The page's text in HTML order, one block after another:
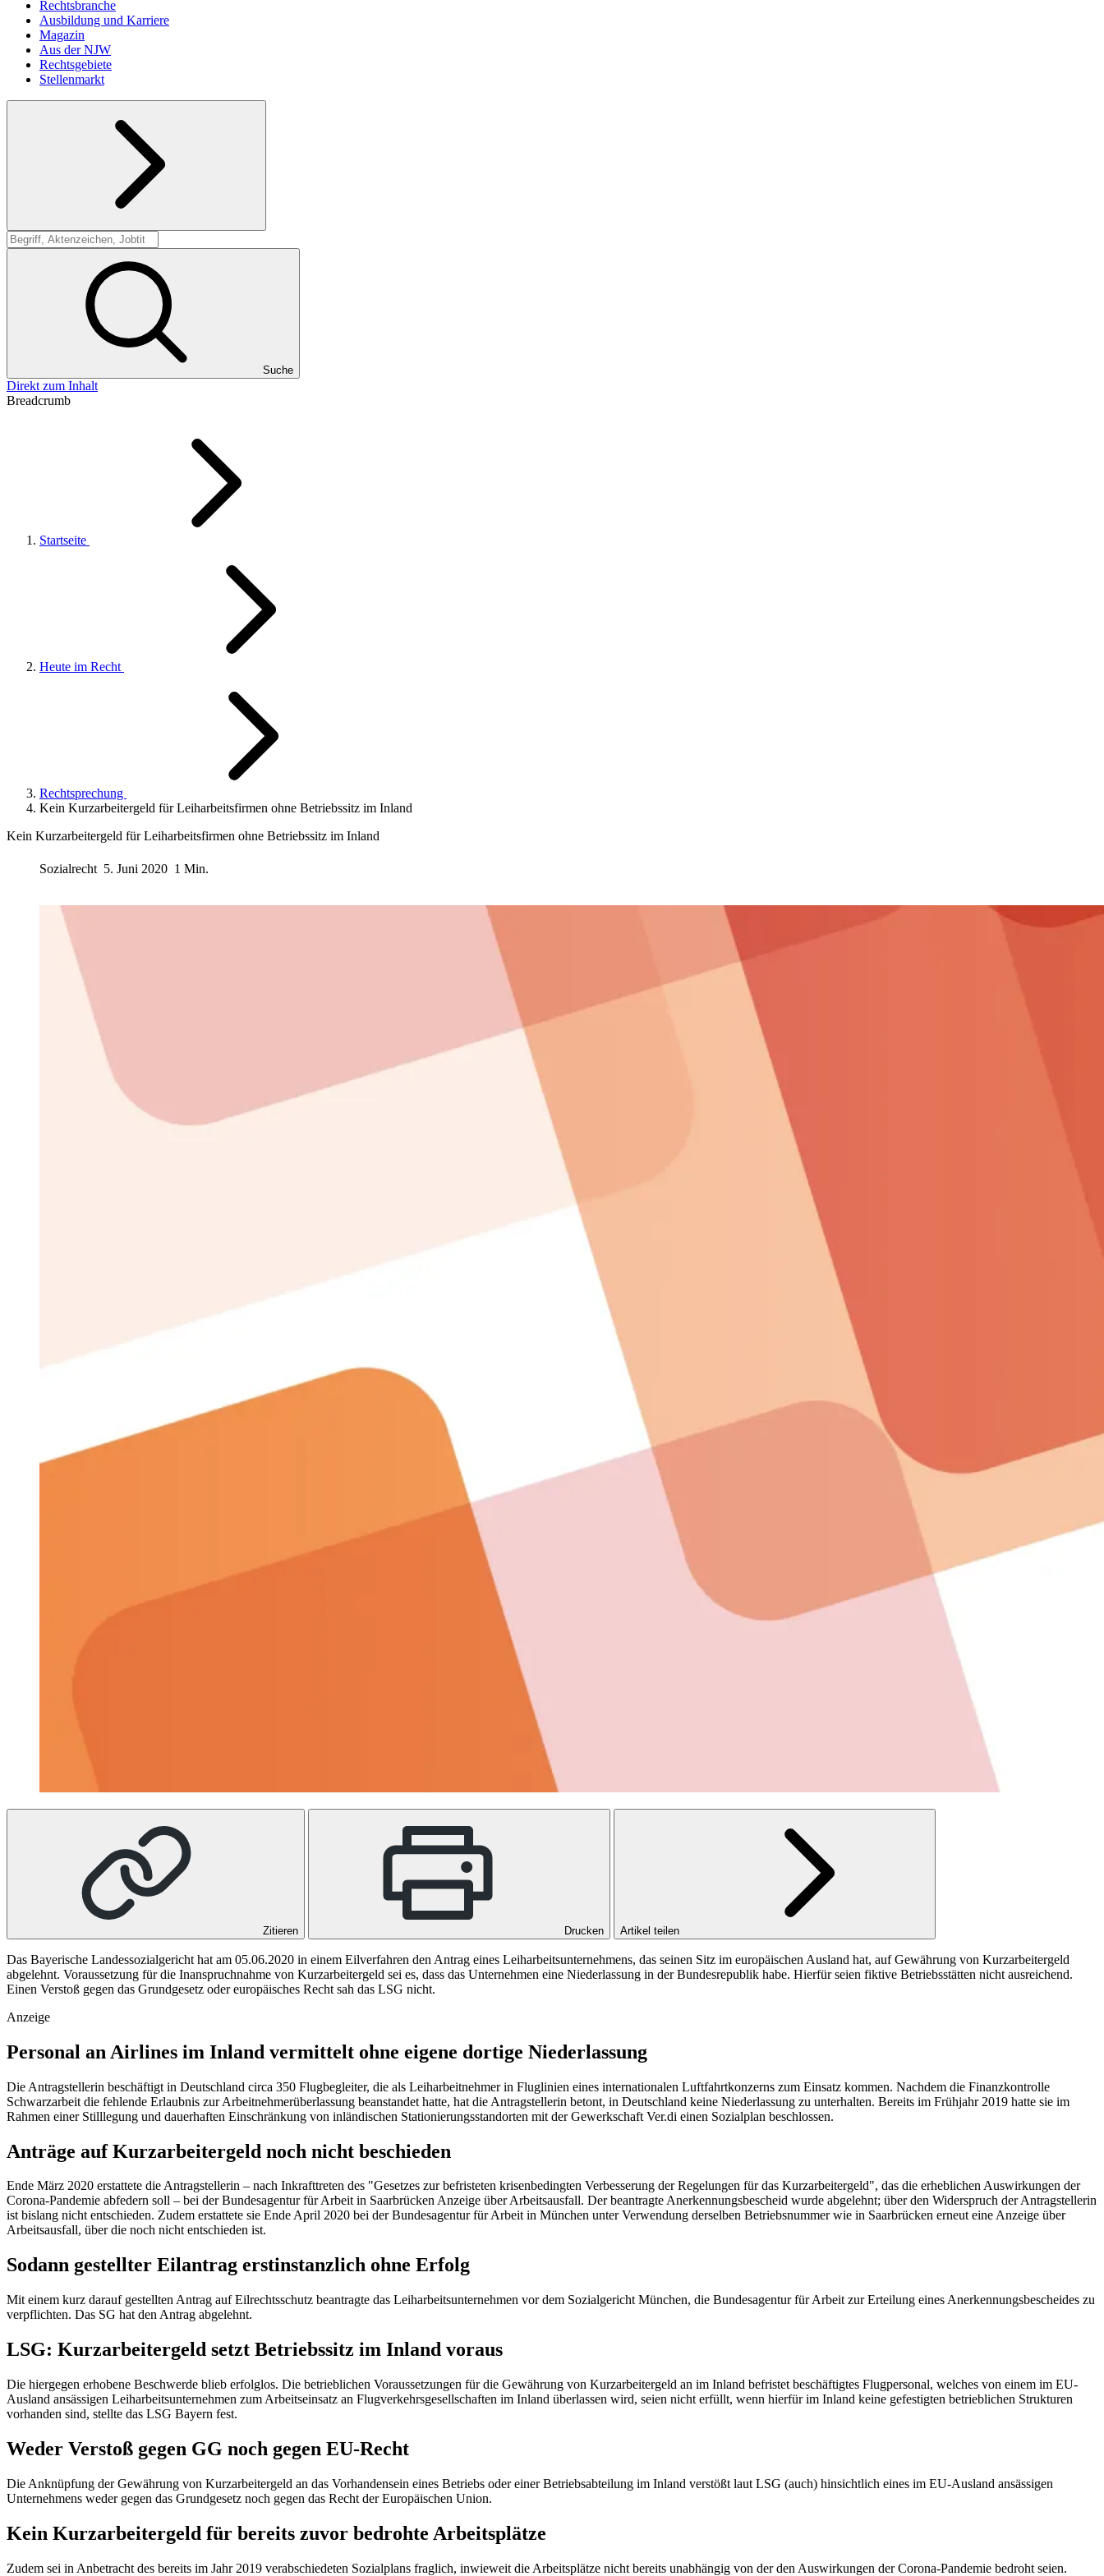
Rechtsbranche
Ausbildung und Karriere
Magazin
Aus der NJW
Rechtsgebiete
Stellenmarkt
Suche
Suche
Direkt zum Inhalt
Breadcrumb
Startseite
Heute im Recht
Rechtsprechung
Kein Kurzarbeitergeld für Leiharbeitsfirmen ohne Betriebssitz im Inland
Kein Kurzarbeitergeld für Leiharbeitsfirmen ohne Betriebssitz im Inland
Sozialrecht 5. Juni 2020 1 Min.
Zitieren Drucken Artikel teilen
Das Bayerische Landessozialgericht hat am 05.06.2020 in einem Eilverfahren den Antrag eines Leiharbeitsunternehmens, das seinen Sitz im europäischen Ausland hat, auf Gewährung von Kurzarbeitergeld
abgelehnt. Voraussetzung für die Inanspruchnahme von Kurzarbeitergeld sei es, dass das Unternehmen eine Niederlassung in der Bundesrepublik habe. Hierfür seien fiktive Betriebsstätten nicht ausreichend.
Einen Verstoß gegen das Grundgesetz oder europäisches Recht sah das LSG nicht.
Anzeige
Personal an Airlines im Inland vermittelt ohne eigene dortige Niederlassung
Die Antragstellerin beschäftigt in Deutschland circa 350 Flugbegleiter, die als Leiharbeitnehmer in Fluglinien eines internationalen Luftfahrtkonzerns zum Einsatz kommen. Nachdem die Finanzkontrolle
Schwarzarbeit die fehlende Erlaubnis zur Arbeitnehmerüberlassung beanstandet hatte, hat die Antragstellerin betont, in Deutschland keine Niederlassung zu unterhalten. Bereits im Frühjahr 2019 hatte sie im
Rahmen einer Stilllegung und dauerhaften Einschränkung von inländischen Stationierungsstandorten mit der Gewerkschaft Ver.di einen Sozialplan beschlossen.
Anträge auf Kurzarbeitergeld noch nicht beschieden
Ende März 2020 erstattete die Antragstellerin – nach Inkrafttreten des "Gesetzes zur befristeten krisenbedingten Verbesserung der Regelungen für das Kurzarbeitergeld", das die erheblichen Auswirkungen der
Corona-Pandemie abfedern soll – bei der Bundesagentur für Arbeit in Saarbrücken Anzeige über Arbeitsausfall. Der beantragte Anerkennungsbescheid wurde abgelehnt; über den Widerspruch der Antragstellerin
ist bislang nicht entschieden. Zudem erstattete sie Ende April 2020 bei der Bundesagentur für Arbeit in München unter Verwendung derselben Betriebsnummer wie in Saarbrücken erneut eine Anzeige über
Arbeitsausfall, über die noch nicht entschieden ist.
Sodann gestellter Eilantrag erstinstanzlich ohne Erfolg
Mit einem kurz darauf gestellten Antrag auf Eilrechtsschutz beantragte das Leiharbeitsunternehmen vor dem Sozialgericht München, die Bundesagentur für Arbeit zur Erteilung eines Anerkennungsbescheides zu
verpflichten. Das SG hat den Antrag abgelehnt.
LSG: Kurzarbeitergeld setzt Betriebssitz im Inland voraus
Die hiergegen erhobene Beschwerde blieb erfolglos. Die betrieblichen Voraussetzungen für die Gewährung von Kurzarbeitergeld an im Inland befristet beschäftigtes Flugpersonal, welches von einem im EU-
Ausland ansässigen Leiharbeitsunternehmen zum Arbeitseinsatz an Flugverkehrsgesellschaften im Inland überlassen wird, seien nicht erfüllt, wenn hierfür im Inland keine gefestigten betrieblichen Strukturen
vorhanden sind, stellte das LSG Bayern fest.
Weder Verstoß gegen GG noch gegen EU-Recht
Die Anknüpfung der Gewährung von Kurzarbeitergeld an das Vorhandensein eines Betriebs oder einer Betriebsabteilung im Inland verstößt laut LSG (auch) hinsichtlich eines im EU-Ausland ansässigen
Unternehmens weder gegen das Grundgesetz noch gegen das Recht der Europäischen Union.
Kein Kurzarbeitergeld für bereits zuvor bedrohte Arbeitsplätze
Zudem sei in Anbetracht des bereits im Jahr 2019 verabschiedeten Sozialplans fraglich, inwieweit die Arbeitsplätze nicht bereits unabhängig von der den Auswirkungen der Corona-Pandemie bedroht seien.